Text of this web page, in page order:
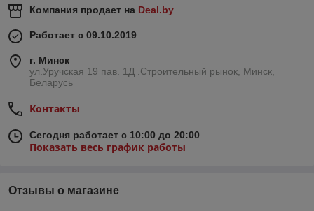
Компания продает на Deal.by
Работает с 09.10.2019
г. Минск
ул.Уручская 19 пав. 1Д .Строительный рынок, Минск,
Беларусь
Контакты
Сегодня работает с 10:00 до 20:00
Показать весь график работы
Отзывы о магазине